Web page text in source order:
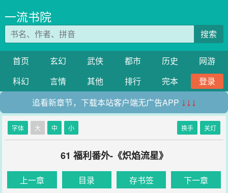
一流书院
搜索
首页 玄幻 武侠 都市 历史
网游
科幻
言情 其他 排行 完本
登录
追看新章节，下载本站客户端无广告APP ↓↓↓
字体 大 中 小 换手 关灯
61 福利番外-《炽焰流星》
上一章 目录 存书签 下一章